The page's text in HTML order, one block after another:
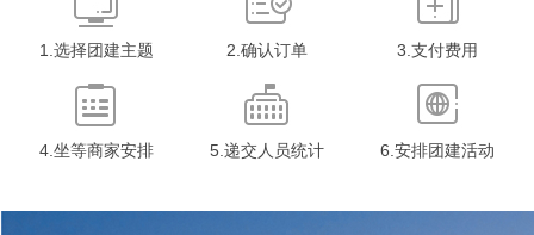
1.选择团建主题 2.确认订单 3.支付费用
4.坐等商家安排 5.递交人员统计 6.安排团建活动